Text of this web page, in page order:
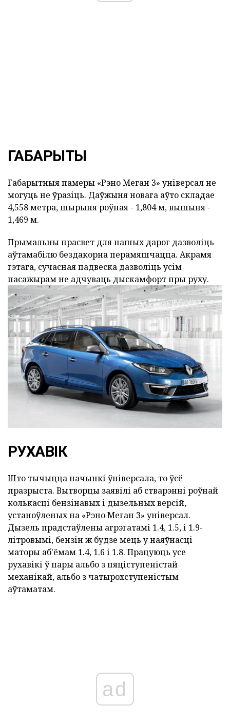
ГАБАРЫТЫ
Габарытныя памеры «Рэно Меган 3» універсал не
могуць не ўразіць. Даўжыня новага аўто складае
4,558 метра, шырыня роўная - 1,804 м, вышыня -
1,469 м.
Прымальны прасвет для нашых дарог дазволіць
аўтамабілю бездакорна перамяшчацца. Акрамя
гэтага, сучасная падвеска дазволіць усім
пасажырам не адчуваць дыскамфорт пры руху.
РУХАВІК
Што тычыцца начынкі ўніверсала, то ўсё
празрыста. Вытворцы заявілі аб стварэнні роўнай
колькасці бензінавых і дызельных версій,
устаноўленых на «Рэно Меган 3» універсал.
Дызель прадстаўлены агрэгатамі 1.4, 1.5, і 1.9-
літровымі, бензін ж будзе мець у наяўнасці
маторы аб'ёмам 1.4, 1.6 і 1.8. Працуюць усе
рухавікі ў пары альбо з пяціступеністай
механікай, альбо з чатырохступеністым
аўтаматам.
ad